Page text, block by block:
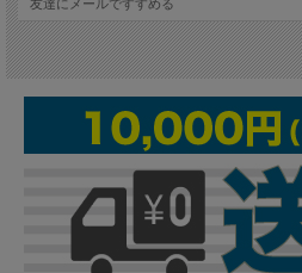
友達にメールですすめる